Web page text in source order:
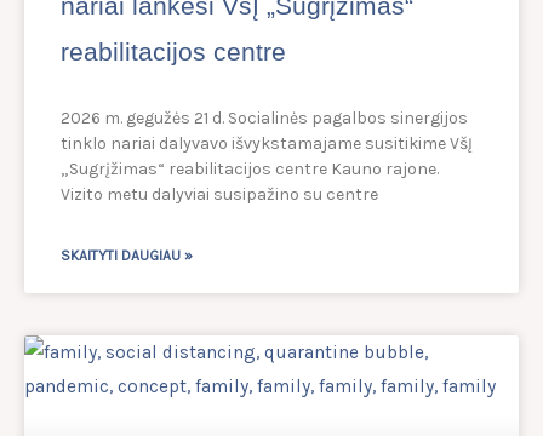
reabilitacijos centre
2026 m. gegužės 21 d. Socialinės pagalbos sinergijos
tinklo nariai dalyvavo išvykstamajame susitikime VšĮ
„Sugrįžimas“ reabilitacijos centre Kauno rajone.
Vizito metu dalyviai susipažino su centre
SKAITYTI DAUGIAU »